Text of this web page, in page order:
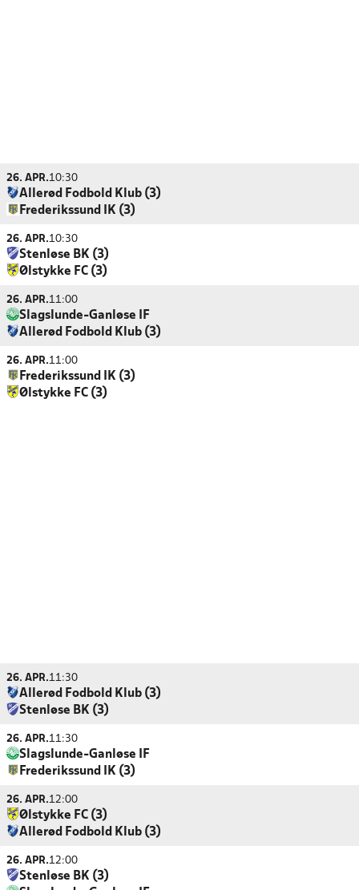
26. APR.10:30
Allerød Fodbold Klub (3)
Frederikssund IK (3)
26. APR.10:30
Stenløse BK (3)
Ølstykke FC (3)
26. APR.11:00
Slagslunde-Ganløse IF
Allerød Fodbold Klub (3)
26. APR.11:00
Frederikssund IK (3)
Ølstykke FC (3)
26. APR.11:30
Allerød Fodbold Klub (3)
Stenløse BK (3)
26. APR.11:30
Slagslunde-Ganløse IF
Frederikssund IK (3)
26. APR.12:00
Ølstykke FC (3)
Allerød Fodbold Klub (3)
26. APR.12:00
Stenløse BK (3)